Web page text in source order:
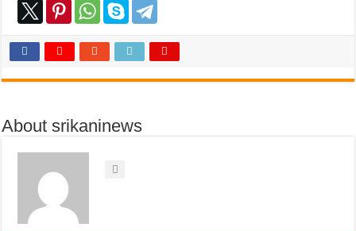
About srikaninews